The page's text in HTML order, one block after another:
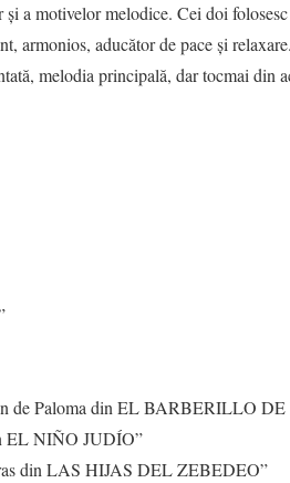
a motivelor melodice. Cei doi
armonios, aducător de pace și
melodia principală, dar tocmai din
de Paloma din EL BARBERILLO
EL NIÑO JUDÍO”
din LAS HIJAS DEL ZEBEDEO”